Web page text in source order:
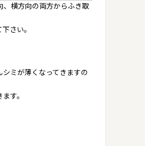
、横方向の両方からふき取
さい。
ミが薄くなってきますの
す。